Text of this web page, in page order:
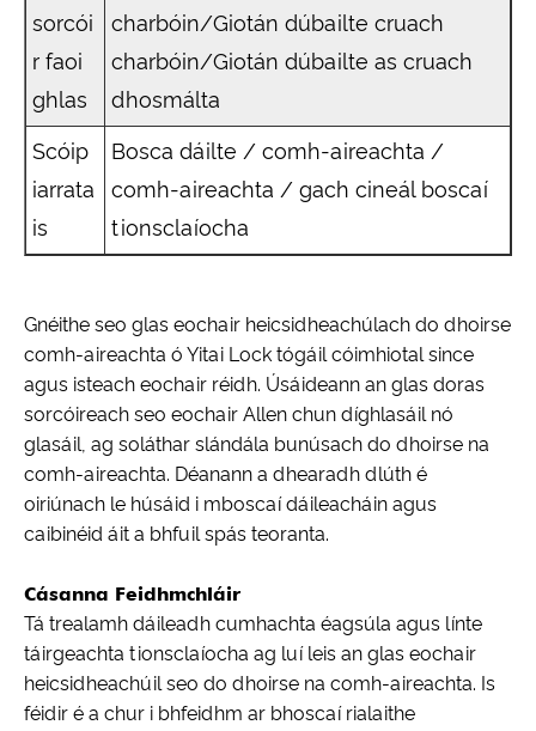
sorcói
r faoi
ghlas
charbóin/Giotán dúbailte cruach
charbóin/Giotán dúbailte as cruach
dhosmálta
Scóip
iarrata
is
Bosca dáilte / comh-aireachta /
comh-aireachta / gach cineál boscaí
tionsclaíocha
Gnéithe seo glas eochair heicsidheachúlach do dhoirse
comh-aireachta ó Yitai Lock tógáil cóimhiotal since
agus isteach eochair réidh. Úsáideann an glas doras
sorcóireach seo eochair Allen chun díghlasáil nó
glasáil, ag soláthar slándála bunúsach do dhoirse na
comh-aireachta. Déanann a dhearadh dlúth é
oiriúnach le húsáid i mboscaí dáileacháin agus
caibinéid áit a bhfuil spás teoranta.
Cásanna Feidhmchláir
Tá trealamh dáileadh cumhachta éagsúla agus línte
táirgeachta tionsclaíocha ag luí leis an glas eochair
heicsidheachúil seo do dhoirse na comh-aireachta. Is
féidir é a chur i bhfeidhm ar bhoscaí rialaithe